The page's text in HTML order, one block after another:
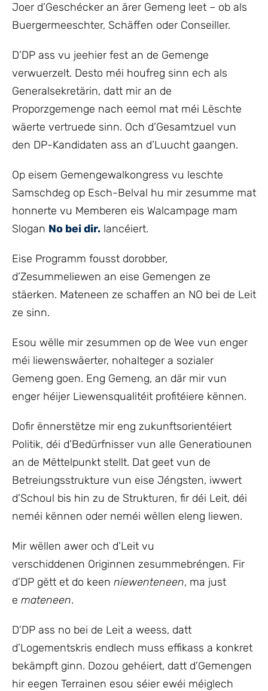
Joer d’Geschécker an ärer Gemeng leet – ob als
Buergermeeschter, Schäffen oder Conseiller.
D’DP ass vu jeehier fest an de Gemenge
verwuerzelt. Desto méi houfreg sinn ech als
Generalsekretärin, datt mir an de
Proporzgemenge nach eemol mat méi Lëschte
wäerte vertruede sinn. Och d’Gesamtzuel vun
den DP-Kandidaten ass an d’Luucht gaangen.
Op eisem Gemengewalkongress vu leschte
Samschdeg op Esch-Belval hu mir zesumme mat
honnerte vu Memberen eis Walcampage mam
Slogan No bei dir. lancéiert.
Eise Programm fousst dorobber,
d’Zesummeliewen an eise Gemengen ze
stäerken. Mateneen ze schaffen an NO bei de Leit
ze sinn.
Esou wëlle mir zesummen op de Wee vun enger
méi liewenswäerter, nohalteger a sozialer
Gemeng goen. Eng Gemeng, an där mir vun
enger héijer Liewensqualitéit profitéiere kënnen.
Dofir ënnerstëtze mir eng zukunftsorientéiert
Politik, déi d’Bedürfnisser vun alle Generatiounen
an de Mëttelpunkt stellt. Dat geet vun de
Betreiungsstrukture vun eise Jéngsten, iwwert
d’Schoul bis hin zu de Strukturen, fir déi Leit, déi
neméi kënnen oder neméi wëllen eleng liewen.
Mir wëllen awer och d’Leit vu
verschiddenen Originnen zesummebréngen. Fir
d’DP gëtt et do keen niewenteneen, ma just
e mateneen.
D‘DP ass no bei de Leit a weess, datt
d’Logementskris endlech muss effikass a konkret
bekämpft ginn. Dozou gehéiert, datt d’Gemengen
hir eegen Terrainen esou séier ewéi méiglech